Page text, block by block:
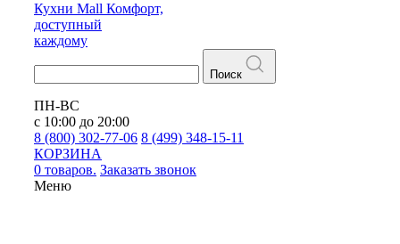
Кухни Mall Комфорт,
доступный
каждому
Поиск
ПН-ВС
с 10:00 до 20:00
8 (800) 302-77-06 8 (499) 348-15-11
КОРЗИНА
0 товаров. Заказать звонок
Меню